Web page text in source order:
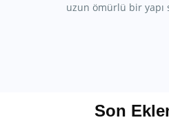
uzun ömürlü bir yapı
Son